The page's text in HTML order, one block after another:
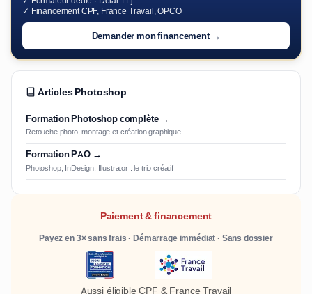
✓ Financement CPF, France Travail, OPCO
Demander mon financement →
Articles Photoshop
Formation Photoshop complète →
Retouche photo, montage et création graphique
Formation PAO →
Photoshop, InDesign, Illustrator : le trio créatif
Paiement & financement
Payez en 3× sans frais · Démarrage immédiat · Sans dossier
Aussi éligible CPF & France Travail